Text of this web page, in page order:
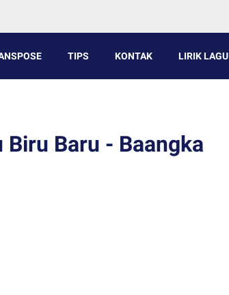
TIPS KONTAK LIRIK LAGU
Biru Baru - Baangka